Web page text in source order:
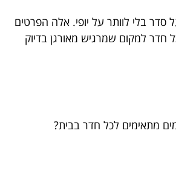
סדר בלי לוותר על יופי. אלה הפרטים
חדר למקום שמרגיש מאורגן בדיוק
מתאימים לכל חדר בבית?